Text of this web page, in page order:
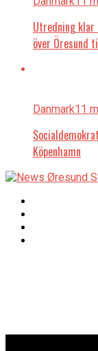
Utredning klar
över Öresund
Danmark11
Köpenhamn